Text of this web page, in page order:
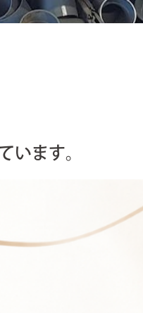
います。